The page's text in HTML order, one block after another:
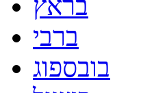
ברבי
בובספוג